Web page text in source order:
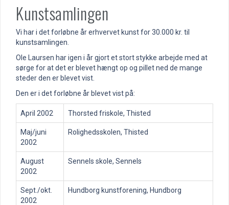
Kunstsamlingen
Vi har i det forløbne år erhvervet kunst for 30.000 kr. til
kunstsamlingen.
Ole Laursen har igen i år gjort et stort stykke arbejde med at
sørge for at det er blevet hængt op og pillet ned de mange
steder den er blevet vist.
Den er i det forløbne år blevet vist på:
April 2002 Thorsted friskole, Thisted
Maj/juni
2002
Rolighedsskolen, Thisted
August
2002
Sennels skole, Sennels
Sept./okt.
2002
Hundborg kunstforening, Hundborg